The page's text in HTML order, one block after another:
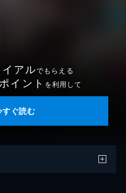
アルでもらえる
イント を利用して
すぐ読む